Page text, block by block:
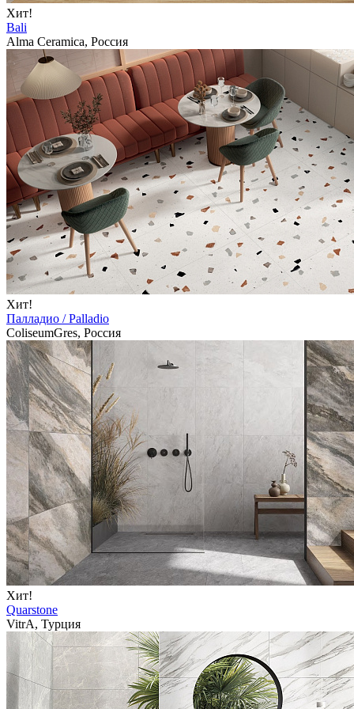
Хит!
Bali
Alma Ceramica, Россия
Хит!
Палладио / Palladio
ColiseumGres, Россия
Хит!
Quarstone
VitrA, Турция